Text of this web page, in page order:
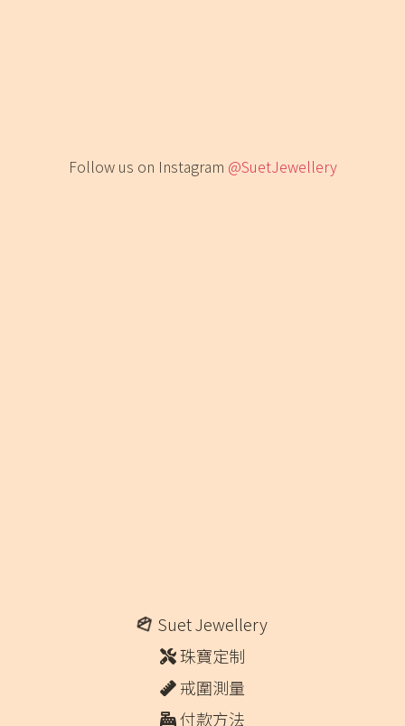
Follow us on Instagram @SuetJewellery
Suet Jewellery
珠寶定制
戒圍測量
付款方法